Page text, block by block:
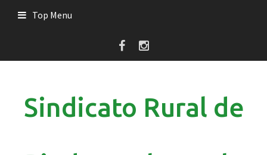
Top Menu
Sindicato Rural de